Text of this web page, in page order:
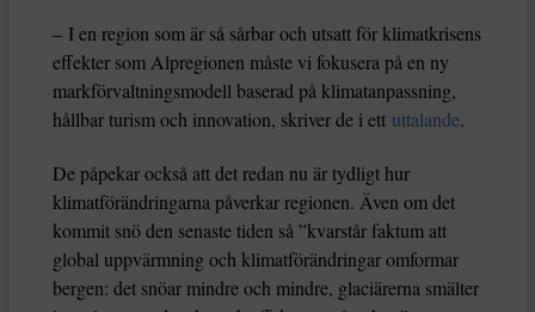
– I en region som är så sårbar och utsatt för klimatkrisens
effekter som Alpregionen måste vi fokusera på en ny
markförvaltningsmodell baserad på klimatanpassning,
hållbar turism och innovation, skriver de i ett uttalande.
De påpekar också att det redan nu är tydligt hur
klimatförändringarna påverkar regionen. Även om det
kommit snö den senaste tiden så ”kvarstår faktum att
global uppvärmning och klimatförändringar omformar
bergen: det snöar mindre och mindre, glaciärerna smälter